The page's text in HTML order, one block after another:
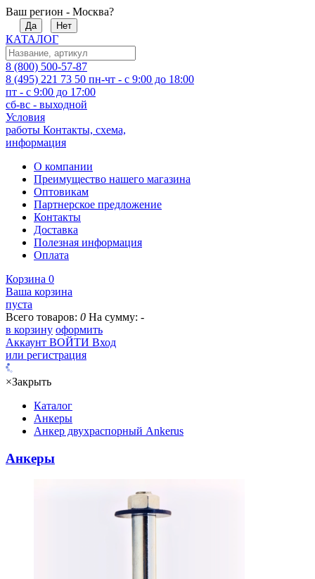
Ваш регион - Москва?
Да Нет
КАТАЛОГ
8 (800) 500-57-87
8 (495) 221 73 50 пн-чт - с 9:00 до 18:00
пт - с 9:00 до 17:00
сб-вс - выходной
Условия
работы Контакты, схема,
информация
О компании
Преимущество нашего магазина
Оптовикам
Партнерское предложение
Контакты
Доставка
Полезная информация
Оплата
Корзина 0
Ваша корзина
пуста
Всего товаров: 0 На сумму: -
в корзину оформить
Аккаунт ВОЙТИ Вход
или регистрация
×Закрыть
Каталог
Анкеры
Анкер двухраспорный Ankerus
Анкеры